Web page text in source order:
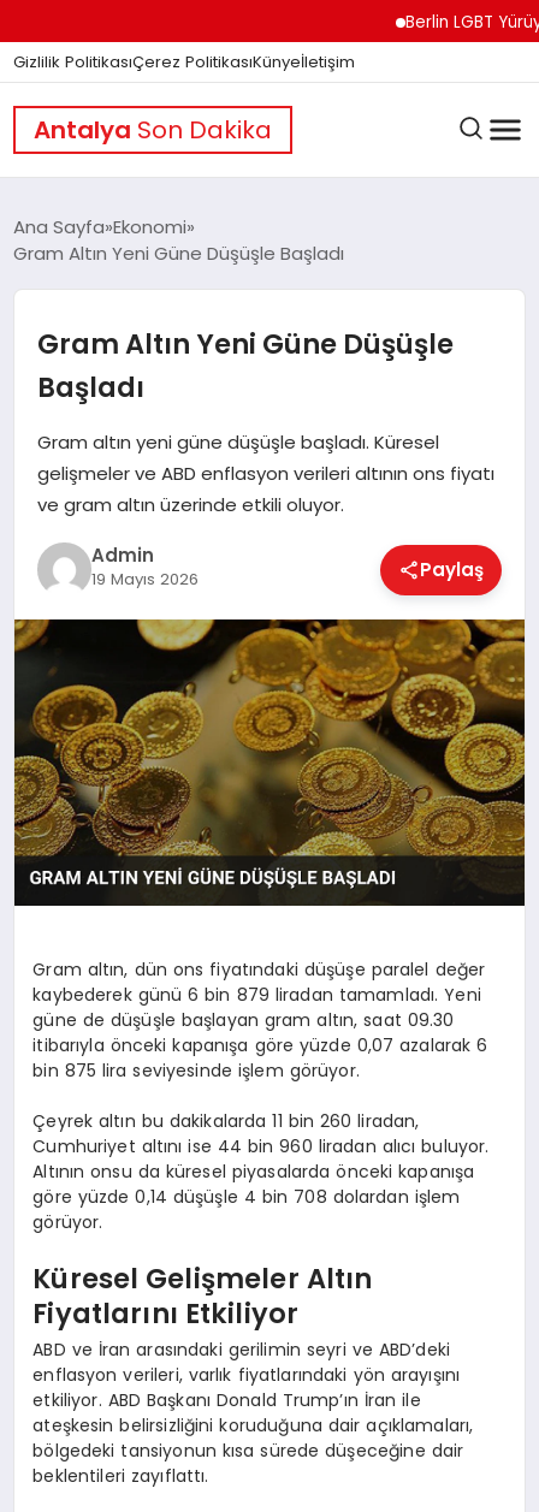
Berlin LGBT
Gizlilik PolitikasıÇerez PolitikasıKünyeİletişim
Antalya Son Dakika
GÜNDEM
DÜNYA
EĞITIM
EKONOMI
MAGAZIN
SAĞLIK
SPOR
TEKNOLOJI
Ana Sayfa Ekonomi
Gram Altın Yeni Güne Düşüşle Başladı
Gram Altın Yeni Güne Düşüşle
Başladı
Gram altın yeni güne düşüşle başladı. Küresel
gelişmeler ve ABD enflasyon verileri altının ons fiyatı
ve gram altın üzerinde etkili oluyor.
Admin
19 Mayıs 2026 Paylaş
Gram altın, dün ons fiyatındaki düşüşe paralel değer
kaybederek günü 6 bin 879 liradan tamamladı. Yeni
güne de düşüşle başlayan gram altın, saat 09.30
itibarıyla önceki kapanışa göre yüzde 0,07 azalarak 6
bin 875 lira seviyesinde işlem görüyor.
Çeyrek altın bu dakikalarda 11 bin 260 liradan,
Cumhuriyet altını ise 44 bin 960 liradan alıcı buluyor.
Altının onsu da küresel piyasalarda önceki kapanışa
göre yüzde 0,14 düşüşle 4 bin 708 dolardan işlem
görüyor.
Küresel Gelişmeler Altın
Fiyatlarını Etkiliyor
ABD ve İran arasındaki gerilimin seyri ve ABD’deki
enflasyon verileri, varlık fiyatlarındaki yön arayışını
etkiliyor. ABD Başkanı Donald Trump’ın İran ile
ateşkesin belirsizliğini koruduğuna dair açıklamaları,
bölgedeki tansiyonun kısa sürede düşeceğine dair
beklentileri zayıflattı.